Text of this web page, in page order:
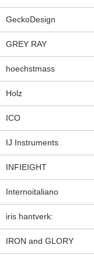
GeckoDesign
GREY RAY
hoechstmass
Holz
ICO
IJ Instruments
INFIEIGHT
Internoitaliano
iris hantverk:
IRON and GLORY